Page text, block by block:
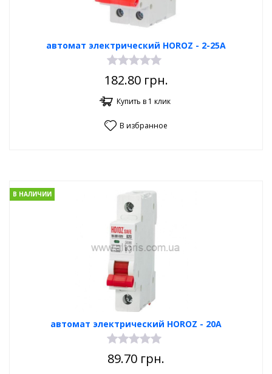
автомат электрический HOROZ - 2-25A
182.80грн.
Купить в 1 клик
В избранное
автомат электрический HOROZ - 20A
В НАЛИЧИИ
89.70 грн.